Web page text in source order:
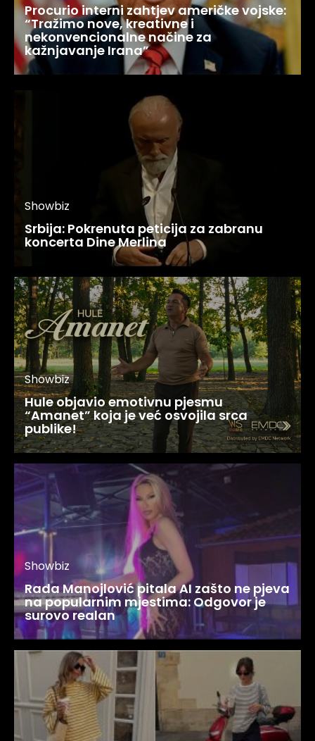
Procurio interni zahtjev američke vojske:
“Tražimo nove, kreativne i
nekonvencionalne načine za
kažnjavanje Irana”
Showbiz
Srbija: Pokrenuta peticija za zabranu
koncerta Dine Merlina
Showbiz
Hule objavio emotivnu pjesmu
“Amanet” koja je već osvojila srca
publike!
Showbiz
Rada Manojlović pitala AI zašto ne pjeva
na popularnim mjestima: Odgovor je
surovo realan